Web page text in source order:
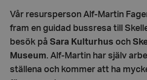
Vår resursperson Alf-Martin
fram en guidad bussresa till
besök på Sara Kulturhus och
Museum. Alf-Martin har själv
ställena och kommer att ha